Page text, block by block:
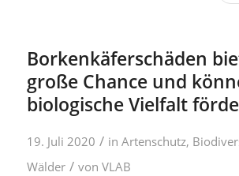
Borkenkäferschäden
große Chance und
biologische Vielfalt
19. Juli 2020 / in Artenschutz,
Wälder / von VLAB